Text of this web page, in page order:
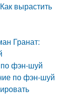
вырастить
Гранат:
по фэн-шуй
по фэн-шуй